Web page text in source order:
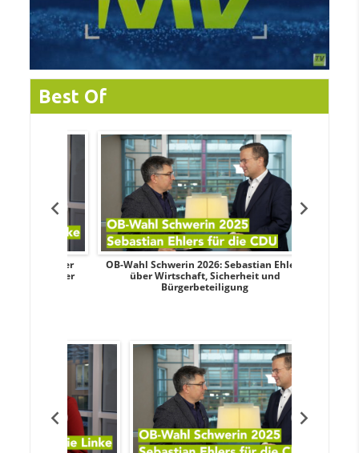
Best Of
OB-Wahl Schwerin 2026: Sebastian Ehlers
über Wirtschaft, Sicherheit und
Bürgerbeteiligung